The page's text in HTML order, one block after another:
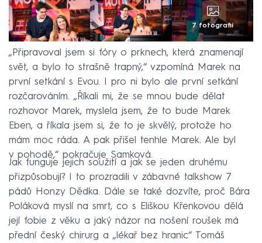
7 fotografií
„Připravoval jsem si fóry o prknech, která znamenají
svět, a bylo to strašně trapný,“ vzpomíná Marek na
první setkání s Evou. I pro ni bylo ale první setkání
rozčarováním. „Říkali mi, že se mnou bude dělat
rozhovor Marek, myslela jsem, že to bude Marek
Eben, a říkala jsem si, že to je skvělý, protože ho
mám moc ráda. A pak přišel tenhle Marek. Ale byl
v pohodě,“ pokračuje Samková.
Jak funguje jejich soužití a jak se jeden druhému
přizpůsobují? I to prozradili v zábavné talkshow 7
pádů Honzy Dědka. Dále se také dozvíte, proč Bára
Poláková myslí na smrt, co s Eliškou Křenkovou dělá
její fobie z věku a jaký názor na nošení roušek má
přední český chirurg a „lékař bez hranic“ Tomáš